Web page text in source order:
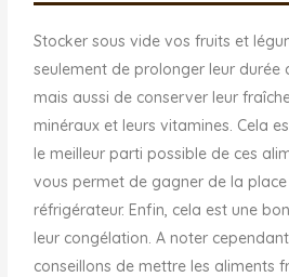
Stocker sous vide vos fruits et
seulement de prolonger leur durée
mais aussi de conserver leur
minéraux et leurs vitamines. Cela
le meilleur parti possible de ces
vous permet de gagner de la
réfrigérateur. Enfin, cela est une
leur congélation. A noter
conseillons de mettre les aliments